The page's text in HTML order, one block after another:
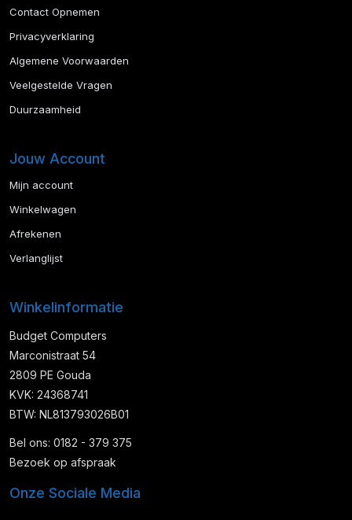
Contact Opnemen
Privacyverklaring
Algemene Voorwaarden
Veelgestelde Vragen
Duurzaamheid
Jouw Account
Mijn account
Winkelwagen
Afrekenen
Verlanglijst
Winkelinformatie
Budget Computers
Marconistraat 54
2809 PE Gouda
KVK: 24368741
BTW: NL813793026B01
Bel ons: 0182 - 379 375
Bezoek op afspraak
Onze Sociale Media